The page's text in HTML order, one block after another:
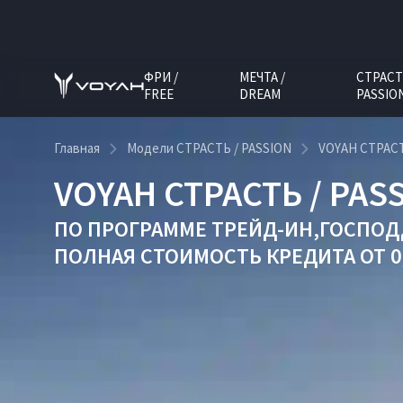
ФРИ /
FREE
МЕЧТА /
DREAM
Главная Модели СТРАСТЬ / PASSION VOYAH
VOYAH СТРАСТЬ /
ПО ПРОГРАММЕ ТРЕЙД-ИН,
ПОЛНАЯ СТОИМОСТЬ КРЕДИТА ОТ